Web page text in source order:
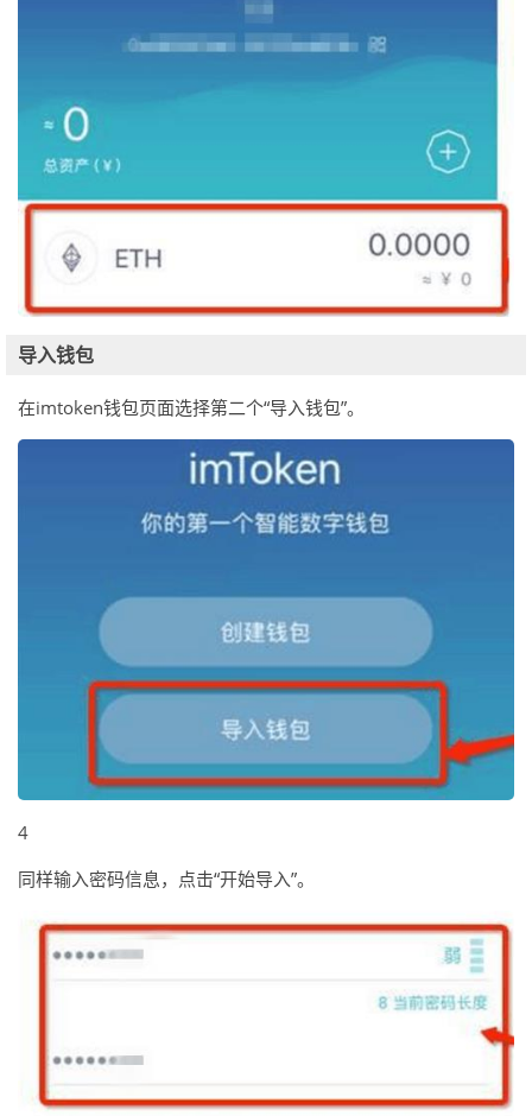
导入钱包
在imtoken钱包页面选择第二个“导入钱包”。
4
同样输入密码信息，点击“开始导入”。